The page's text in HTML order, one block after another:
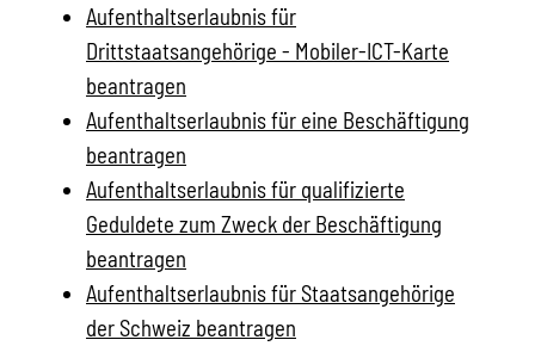
Aufenthaltserlaubnis für
Drittstaatsangehörige - Mobiler-ICT-Karte
beantragen
Aufenthaltserlaubnis für eine Beschäftigung
beantragen
Aufenthaltserlaubnis für qualifizierte
Geduldete zum Zweck der Beschäftigung
beantragen
Aufenthaltserlaubnis für Staatsangehörige
der Schweiz beantragen